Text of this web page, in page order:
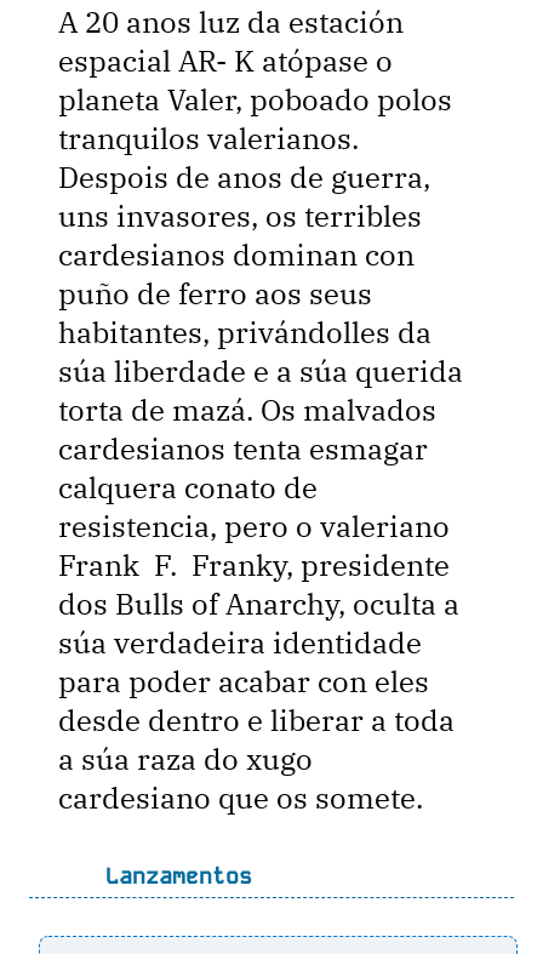
A 20 anos luz da estación
espacial AR- K atópase o
planeta Valer, poboado polos
tranquilos valerianos.
Despois de anos de guerra,
uns invasores, os terribles
cardesianos dominan con
puño de ferro aos seus
habitantes, privándolles da
súa liberdade e a súa querida
torta de mazá. Os malvados
cardesianos tenta esmagar
calquera conato de
resistencia, pero o valeriano
Frank F. Franky, presidente
dos Bulls of Anarchy, oculta a
súa verdadeira identidade
para poder acabar con eles
desde dentro e liberar a toda
a súa raza do xugo
cardesiano que os somete.
Lanzamentos